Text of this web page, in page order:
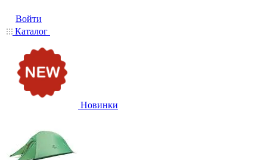
Войти
Каталог
Новинки